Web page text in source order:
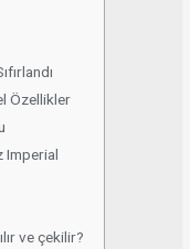
Özellikler
Imperial
ve çekilir?